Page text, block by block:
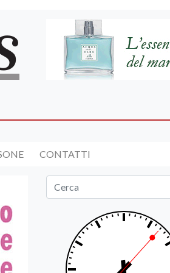
CONTATTI